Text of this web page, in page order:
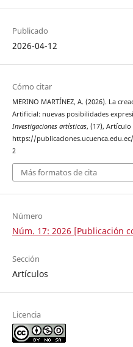
Publicado
2026-04-12
Cómo citar
MERINO MARTÍNEZ, A. (2026). La
Artificial: nuevas posibilidades
Investigaciones artísticas, (17), Artículo
https://
2
Más formatos de cita
Número
Núm. 17: 2026 [Publicación
Sección
Artículos
Licencia